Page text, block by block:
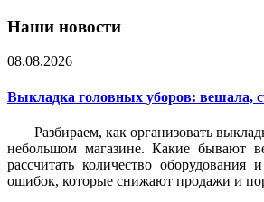
Наши новости
08.08.2026
Выкладка головных уборов: вешала,
Разбираем, как организовать
небольшом магазине. Какие бывают
рассчитать количество оборудования
ошибок, которые снижают продажи и